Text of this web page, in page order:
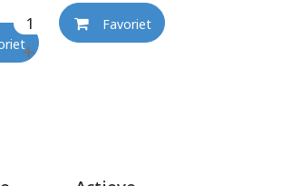
Favoriet